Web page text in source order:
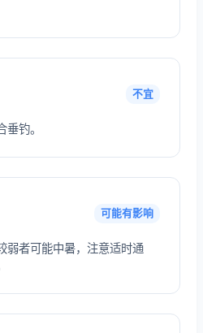
不宜
钓。
可能有影响
弱者可能中暑，注意适时通